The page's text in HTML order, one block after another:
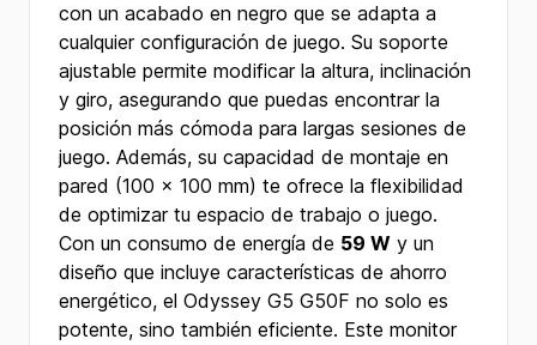
con un acabado en negro que se adapta a
cualquier configuración de juego. Su soporte
ajustable permite modificar la altura, inclinación
y giro, asegurando que puedas encontrar la
posición más cómoda para largas sesiones de
juego. Además, su capacidad de montaje en
pared (100 x 100 mm) te ofrece la flexibilidad
de optimizar tu espacio de trabajo o juego.
Con un consumo de energía de 59 W y un
diseño que incluye características de ahorro
energético, el Odyssey G5 G50F no solo es
potente, sino también eficiente. Este monitor